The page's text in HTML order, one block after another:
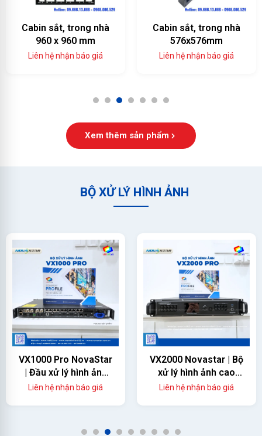
Cabin sắt, trong nhà
960 x 960 mm
Liên hệ nhận báo giá
Cabin sắt, trong nhà
576x576mm
Liên hệ nhận báo giá
1 2 3 4 5 6 7
Xem thêm sản phẩm
BỘ XỬ LÝ HÌNH ẢNH
VX1000 Pro NovaStar
| Đầu xử lý hình ảnh
màn hình led
Liên hệ nhận báo giá
VX2000 Novastar | Bộ
xử lý hình ảnh cao
cấp
Liên hệ nhận báo giá